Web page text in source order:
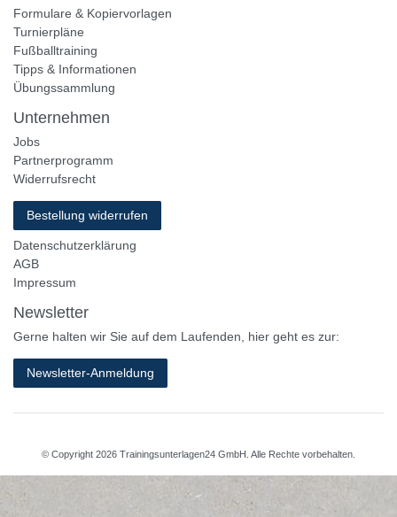
Formulare & Kopiervorlagen
Turnierpläne
Fußballtraining
Tipps & Informationen
Übungssammlung
Unternehmen
Jobs
Partnerprogramm
Widerrufsrecht
Bestellung widerrufen
Datenschutzerklärung
AGB
Impressum
Newsletter
Gerne halten wir Sie auf dem Laufenden, hier geht es zur:
Newsletter-Anmeldung
© Copyright 2026 Trainingsunterlagen24 GmbH. Alle Rechte vorbehalten.